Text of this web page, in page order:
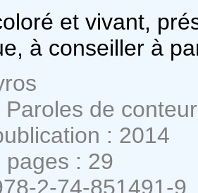
et vivant,
à conseiller à
de
: 2014
pages : 29
2-74-851491-9